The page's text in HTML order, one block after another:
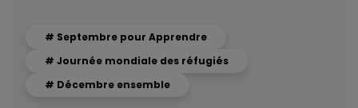
# Septembre pour Apprendre
# Journée mondiale des réfugiés
# Décembre ensemble